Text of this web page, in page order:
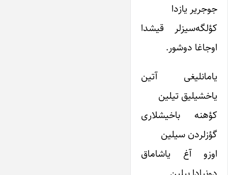
جوجریر یازدا
کؤلگه‌سیزلر قیشدا
اوجاغا دوشور.
یامانلیغی آتین
یاخشیلیق تیلین
کؤهنه باخیشلاری
گؤزلردن سیلین
اوزو آغ یاشاماق